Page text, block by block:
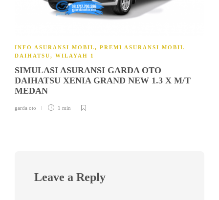
INFO ASURANSI MOBIL, PREMI ASURANSI MOBIL
DAIHATSU, WILAYAH 1
SIMULASI ASURANSI GARDA OTO
DAIHATSU XENIA GRAND NEW 1.3 X M/T
MEDAN
garda oto 1 min
Leave a Reply